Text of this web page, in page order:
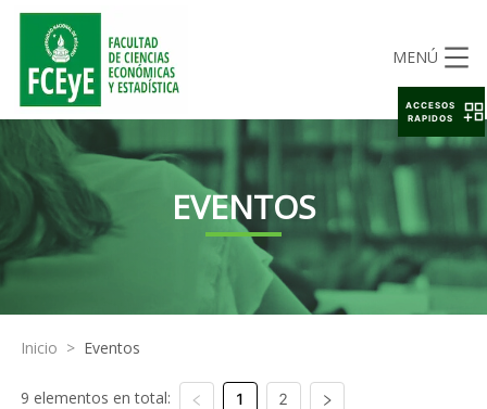
MENÚ
EVENTOS
Inicio > Eventos
9 elementos en total: 1 2
ACCESOS
RAPIDOS